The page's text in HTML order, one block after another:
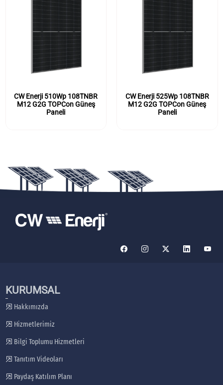
CW Enerji 510Wp 108TNBR
M12 G2G TOPCon Güneş
Paneli
CW Enerji 525Wp 108TNBR
M12 G2G TOPCon Güneş
Paneli
KURUMSAL
Hakkımızda
Hizmetlerimiz
Bilgi Toplumu Hizmetleri
Tanıtım Videoları
Paydaş Katılım Planı